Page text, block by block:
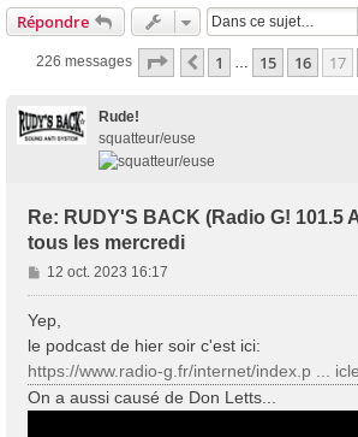
Répondre
226 messages Page 17 sur 23
Précédente
1 … 15 16 17
Rude!
squatteur/euse
Re: RUDY'S BACK (Radio G! 101.5
tous les mercredi
M
e
s
a
g
e
12 oct. 2023 16:17
Yep,
le podcast de hier soir c'est ici:
https://www.radio-g.fr/internet/index.p ...
On a aussi causé de Don Letts...